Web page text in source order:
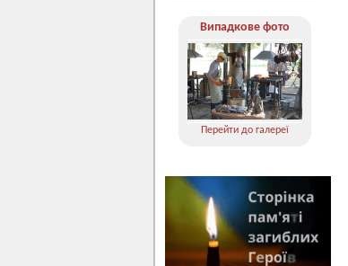
Випадкове фото
Перейти до галереї